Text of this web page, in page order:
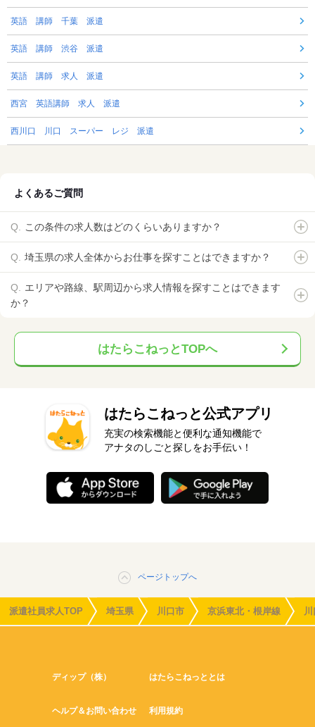
英語 講師 千葉 派遣
英語 講師 渋谷 派遣
英語 講師 求人 派遣
西宮 英語講師 求人 派遣
西川口 川口 スーパー レジ 派遣
よくあるご質問
この条件の求人数はどのくらいありますか？
埼玉県の求人全体からお仕事を探すことはできますか？
エリアや路線、駅周辺から求人情報を探すことはできます
か？
はたらこねっとTOPへ
はたらこねっと公式アプリ
充実の検索機能と便利な通知機能で
アナタのしごと探しをお手伝い！
ページトップへ
派遣社員求人TOP 埼玉県 川口市 京浜東北・根岸線
ディップ（株） はたらこねっととは
ヘルプ＆お問い合わせ 利用規約